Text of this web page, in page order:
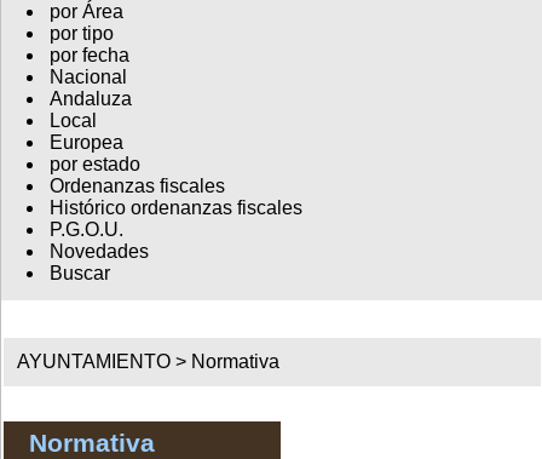
por Área
por tipo
por fecha
Nacional
Andaluza
Local
Europea
por estado
Ordenanzas fiscales
Histórico ordenanzas fiscales
P.G.O.U.
Novedades
Buscar
AYUNTAMIENTO > Normativa
Normativa